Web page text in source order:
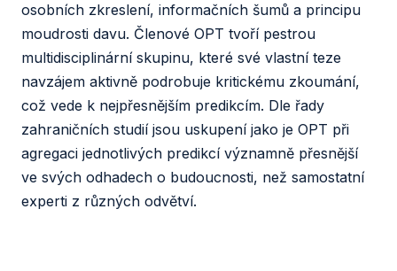
osobních zkreslení, informačních šumů a principu
moudrosti davu. Členové OPT tvoří pestrou
multidisciplinární skupinu, které své vlastní teze
navzájem aktivně podrobuje kritickému zkoumání,
což vede k nejpřesnějším predikcím. Dle řady
zahraničních studií jsou uskupení jako je OPT při
agregaci jednotlivých predikcí významně přesnější
ve svých odhadech o budoucnosti, než samostatní
experti z různých odvětví.